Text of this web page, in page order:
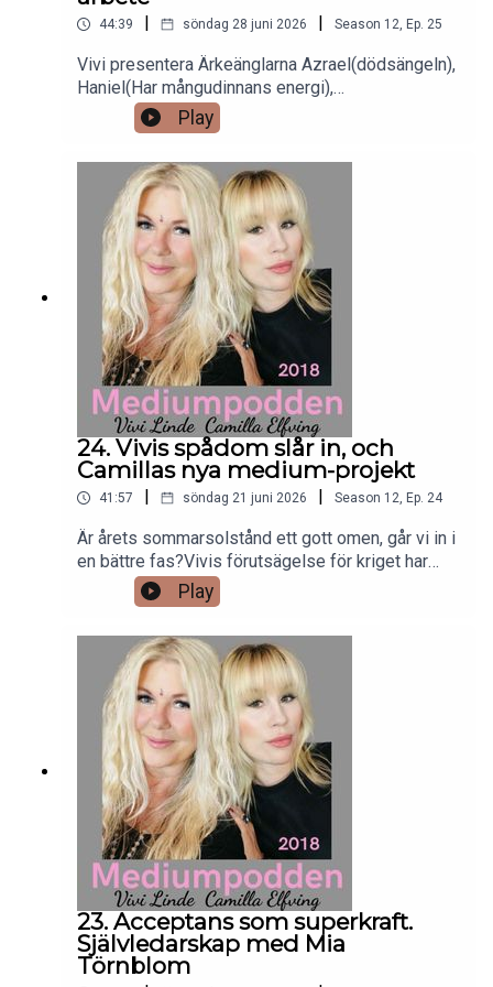
Missa inte!
44:39 söndag 28 juni 2026 Season 12, Ep. 25
Vivi presentera Ärkeänglarna Azrael(dödsängeln),
Haniel(Har mångudinnans energi),
Jeremiel(hjälper dig finna din väg),
Metatron(kungen av änglar) och Ratziel(trollkarlen
i änglavärlden). Hon berättar hur ni kan
sammarbeta med dom, hur ni kallar på dem, och
vilka uppgifter och lärdomar de kan bistå med.
Play
24. Vivis spådom slår in, och
Camillas nya medium-projekt
41:57 söndag 21 juni 2026 Season 12, Ep. 24
Är årets sommarsolstånd ett gott omen, går vi in i
en bättre fas?Vivis förutsägelse för kriget har
slagit in så vi pratar om det, och om hur spådomar
och förutsägelser fungerar när man spår om
framtiden.Vi pratar om hur man tolkar, och om
Finans-Astro som är superstort i USA.Ansvar och
vad kan gå fel?Vi pratar även om kontakten med
andevärlden.God lyssning önskar Vivi och Camilla
Play
23. Acceptans som superkraft.
Självledarskap med Mia
Törnblom